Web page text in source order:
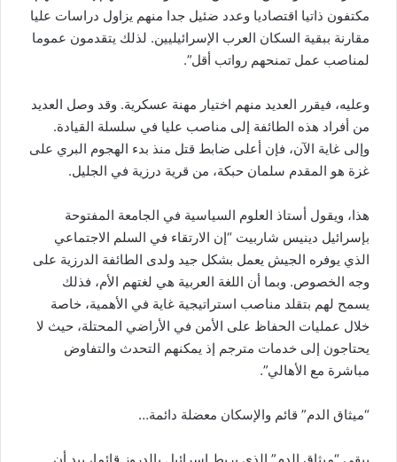
مكتفون ذاتيا اقتصاديا وعدد ضئيل جدا منهم يزاول دراسات عليا
مقارنة ببقية السكان العرب الإسرائيليين. لذلك يتقدمون عموما
لمناصب عمل تمنحهم رواتب أقل”.
وعليه، فيقرر العديد منهم اختيار مهنة عسكرية. وقد وصل العديد
من أفراد هذه الطائفة إلى مناصب عليا في سلسلة القيادة.
وإلى غاية الآن، فإن أعلى ضابط قتل منذ بدء الهجوم البري على
غزة هو المقدم سلمان حبكة، من قرية درزية في الجليل.
هذا، ويقول أستاذ العلوم السياسية في الجامعة المفتوحة
بإسرائيل دينيس شاربيت “إن الارتقاء في السلم الاجتماعي
الذي يوفره الجيش يعمل بشكل جيد ولدى الطائفة الدرزية على
وجه الخصوص. وبما أن اللغة العربية هي لغتهم الأم، فذلك
يسمح لهم بتقلد مناصب استراتيجية غاية في الأهمية، خاصة
خلال عمليات الحفاظ على الأمن في الأراضي المحتلة، حيث لا
يحتاجون إلى خدمات مترجم إذ يمكنهم التحدث والتفاوض
مباشرة مع الأهالي”.
“ميثاق الدم” قائم والإسكان معضلة دائمة…